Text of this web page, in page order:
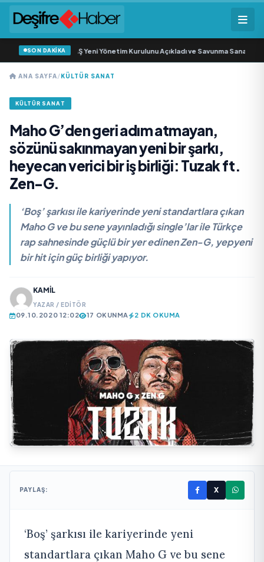
SON DAKİKA
Savunma Sanayi AŞ Yeni Yönetim Kurulunu Açıkladı ve Savunma
ANA SAYFA/KÜLTÜR SANAT
KÜLTÜR SANAT
Maho G’den geri adım atmayan,
sözünü sakınmayan yeni bir şarkı,
heyecan verici bir iş birliği: Tuzak ft.
Zen-G.
‘Boş’ şarkısı ile kariyerinde yeni standartlara çıkan
Maho G ve bu sene yayınladığı single’lar ile Türkçe
rap sahnesinde güçlü bir yer edinen Zen-G, yepyeni
bir hit için güç birliği yapıyor.
KAMIL
YAZAR / EDITÖR
09.10.2020 12:02 17 OKUNMA 2 DK OKUMA
PAYLAŞ: X
‘Boş’ şarkısı ile kariyerinde yeni
standartlara çıkan Maho G ve bu sene